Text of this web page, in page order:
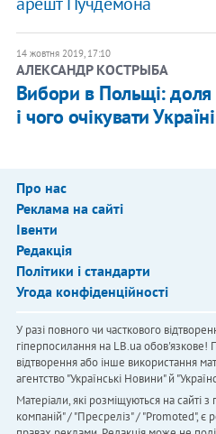
14 жовтня 2019, 17:10
АЛЕКСАНДР КОСТРЫБА
Вибори в Польщі: доля
і чого очікувати Україні
Про нас
Реклама на сайті
Івенти
Редакція
Політики і стандарти
Угода конфіденційності
У разі повного чи часткового
гіперпосилання на LB.ua обов'язкове!
відтворення або інше використання
агентство "Українськi Новини" й
Матеріали, які розміщуються на сайті
компаній" / "Пресреліз" / "Promoted", є